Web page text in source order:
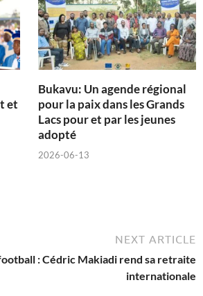
et
Bukavu: Un agende régional
pour la paix dans les Grands
Lacs pour et par les jeunes
adopté
2026-06-13
NEXT ARTICLE
: Cédric Makiadi rend sa retraite
internationale